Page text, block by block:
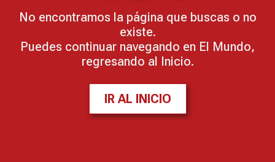
No encontramos la página que buscas o no
existe.
Puedes continuar navegando en El Mundo,
regresando al Inicio.
IR AL INICIO